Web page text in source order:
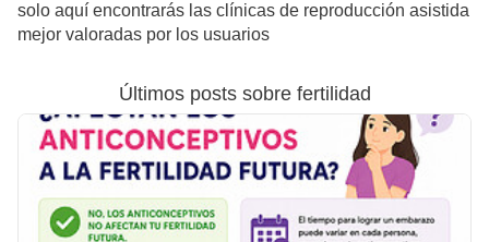
solo aquí encontrarás las clínicas de reproducción asistida
mejor valoradas por los usuarios
Últimos posts sobre fertilidad